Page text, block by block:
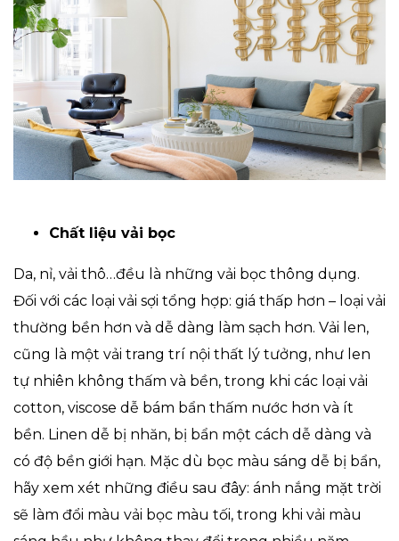
Chất liệu vải bọc
Da, nỉ, vải thô…đều là những vải bọc thông dụng.
Đối với các loại vải sợi tổng hợp: giá thấp hơn – loại vải
thường bền hơn và dễ dàng làm sạch hơn. Vải len,
cũng là một vải trang trí nội thất lý tưởng, như len
tự nhiên không thấm và bền, trong khi các loại vải
cotton, viscose dễ bám bẩn thấm nước hơn và ít
bền. Linen dễ bị nhăn, bị bẩn một cách dễ dàng và
có độ bền giới hạn. Mặc dù bọc màu sáng dễ bị bẩn,
hãy xem xét những điều sau đây: ánh nắng mặt trời
sẽ làm đổi màu vải bọc màu tối, trong khi vải màu